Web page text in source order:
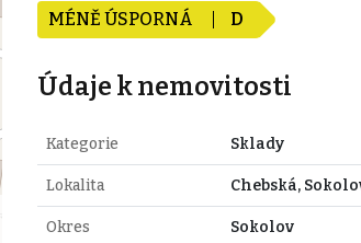
MÉNĚ ÚSPORNÁ D
Údaje k nemovitosti
Kategorie Sklady
Lokalita Chebská,
Okres Sokolov